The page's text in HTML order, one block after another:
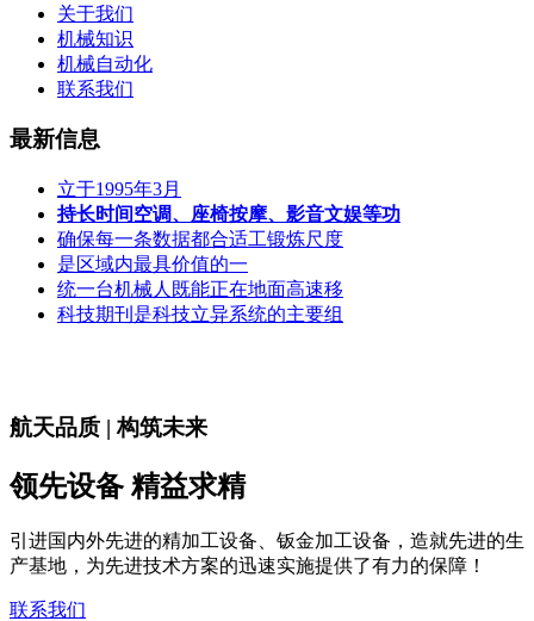
关于我们
机械知识
机械自动化
联系我们
最新信息
立于1995年3月
持长时间空调、座椅按摩、影音文娱等功
确保每一条数据都合适工锻炼尺度
是区域内最具价值的一
统一台机械人既能正在地面高速移
科技期刊是科技立异系统的主要组
航天品质 | 构筑未来
领先设备 精益求精
引进国内外先进的精加工设备、钣金加工设备，造就先进的生
产基地，为先进技术方案的迅速实施提供了有力的保障！
联系我们